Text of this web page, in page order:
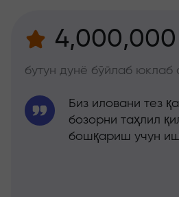
4,000,000
бутун дунё бўйлаб юклаб
Биз иловани тез
бозорни таҳлил
бошқариш учун